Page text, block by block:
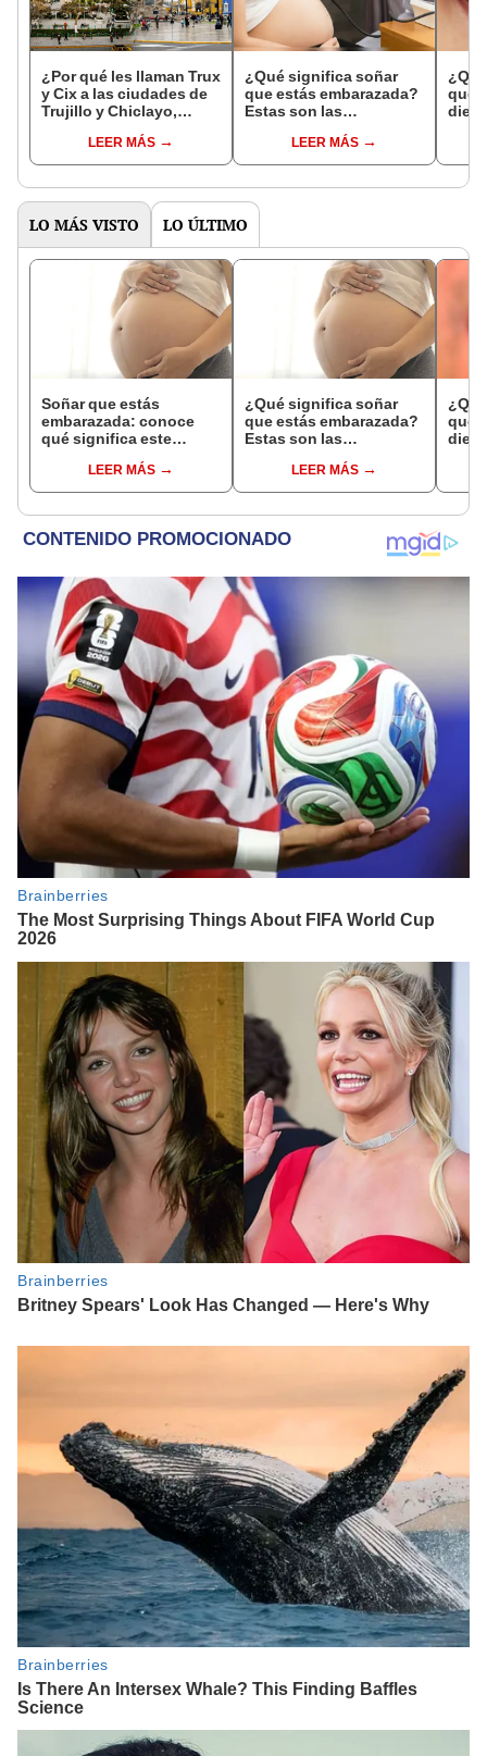
¿Por qué les llaman Trux
y Cix a las ciudades de
Trujillo y Chiclayo,
LEER MÁS
¿Qué significa soñar
que estás embarazada?
Estas son las
comunesLEER MÁS
que
LO MÁS VISTO LO ÚLTIMO
Soñar que estás
embarazada: conoce
qué significa este
LEER MÁS
¿Qué significa soñar
que estás embarazada?
Estas son las
comunesLEER MÁS
que